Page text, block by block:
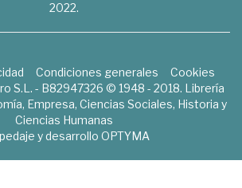
2022.
Condiciones generales
Cookies
S.L. - B82947326 © 1948 - 2018. Librería
Empresa, Ciencias Sociales, Historia y
Ciencias Humanas
y desarrollo OPTYMA